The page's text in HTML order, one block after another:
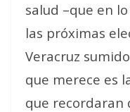
salud –que en
las próximas
Veracruz
que merece es
que recordaran